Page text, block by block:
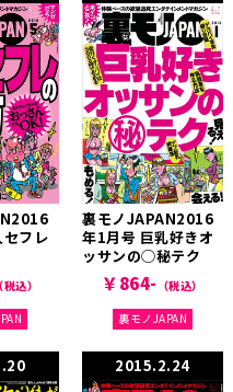
フレ
（税込）
裏モノJAPAN2016
年1月号 巨乳好きオ
ッサンの◯秘テク
￥864- （税込）
裏モノJAPAN
2015.2.24